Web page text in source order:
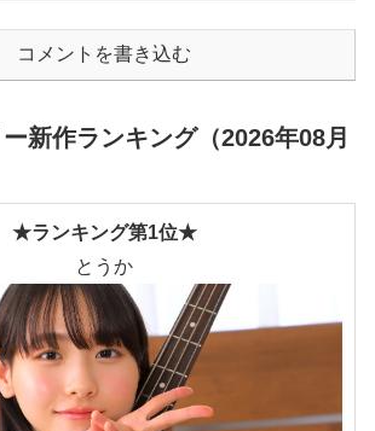
コメントを書き込む
新作ランキング（2026年08月
★ランキング第1位★
とうか